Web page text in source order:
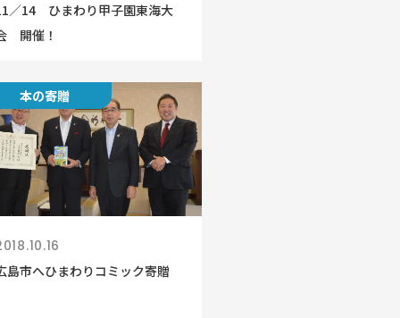
／14 ひまわり甲子園東海大
開催！
本の寄贈
島市へひまわりコミック寄贈